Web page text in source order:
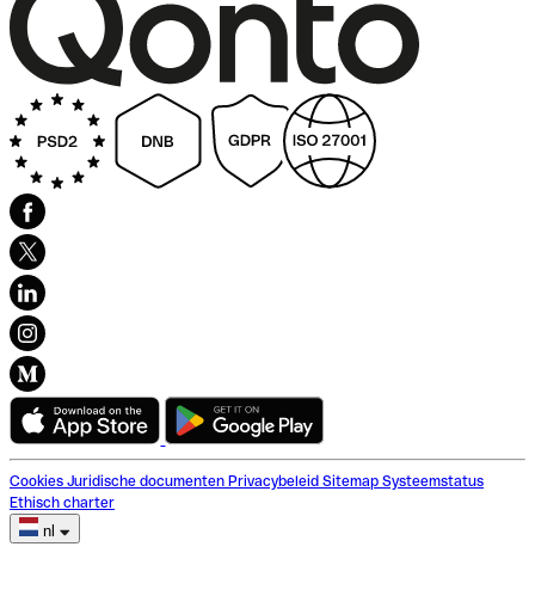
Cookies Juridische documenten Privacybeleid Sitemap Systeemstatus
Ethisch charter
nl